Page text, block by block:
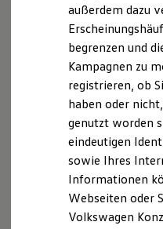
Marke und Erlebnis
Volkswagen R
R-Modelle
R Experience
Driving
Volkswagen
Lifestyle Shop
T-Roc
Golf
R-Kollektion
Ab 27.995,00 €
Die Ausstattungslinie
Mitte Oktober 2026
ID. Cross konfigurieren
außerdem dazu
begrenzen und
Kampagnen zu
registrieren, ob
haben oder
genutzt worden
eindeutigen
sowie Ihres
Informationen
Webseiten oder
Volkswagen